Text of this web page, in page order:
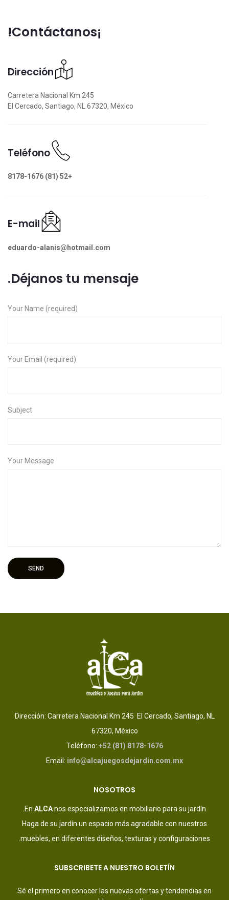
¡Contáctanos!
Dirección
Carretera Nacional Km 245
El Cercado, Santiago, NL 67320, México
Teléfono
+52 (81) 8178-1676
E-mail
eduardo-alanis@hotmail.com
Déjanos tu mensaje.
Your Name (required)
Your Email (required)
Subject
Your Message
Dirección: Carretera Nacional Km 245 El Cercado, Santiago, NL
67320, México
Teléfono: +52 (81) 8178-1676
Email: info@alcajuegosdejardin.com.mx
NOSOTROS
En ALCAnos especializamos en mobiliario para su jardín.
Haga de su jardín un espacio más agradable con nuestros
muebles, en diferentes diseños, texturas y configuraciones.
SUBSCRIBETE A NUESTRO BOLETÍN
Sé el primero en conocer las nuevas ofertas y tendendias en